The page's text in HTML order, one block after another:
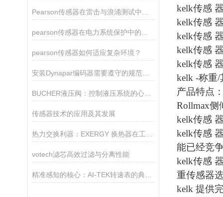
pearson传感器如何适应复杂环境？
安装Dynapar编码器需要遵守的规范如下
BUCHER液压阀：控制液压系统的心脏！
传感器技术的应用及其发展
votech滤芯高效过滤与分离性能
kelk传感
kelk传感
kelk传感
kelk传感
kelk传感
kelk -称重/
产品特点
Rollmax侧
kelk传感
kelk传感
能已经竞
kelk传感
重传感器
kelk 提供